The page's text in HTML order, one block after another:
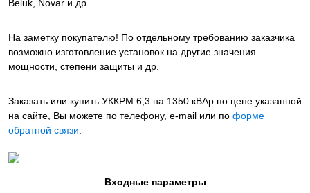
Beluk, Novar и др.
На заметку покупателю! По отдельному требованию заказчика
возможно изготовление установок на другие значения
мощности, степени защиты и др.
Заказать или купить УККРМ 6,3 на 1350 кВАр по цене указанной
на сайте, Вы можете по телефону, e-mail или по форме
обратной связи.
Входные параметры